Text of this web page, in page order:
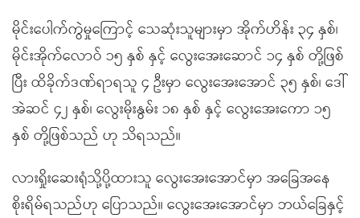
မိုင်းပေါက်ကွဲမှုကြောင့် သေဆုံးသူများမှာ အိုက်ဟိန်း ၃၄ နှစ်၊
မိုင်းအိုက်လောဝ် ၁၅ နှစ် နှင့် လွေးအေးဆောင် ၁၄ နှစ် တို့ဖြစ်
ပြီး ထိခိုက်ဒဏ်ရာရသူ ၄ ဦးမှာ လွေးအေးအောင် ၃၅ နှစ်၊ ဒေါ်
အဲဆင် ၄၂ နှစ်၊ လွေးမိုးနွမ်း ၁၈ နှစ် နှင့် လွေးအေးကော ၁၅
နှစ် တို့ဖြစ်သည် ဟု သိရသည်။
လားရှိုးဆေးရုံသို့ပို့ထားသူ လွေးအေးအောင်မှာ အခြေအနေ
စိုးရိမ်ရသည်ဟု ပြောသည်။ လွေးအေးအောင်မှာ ဘယ်ခြေနှင့်